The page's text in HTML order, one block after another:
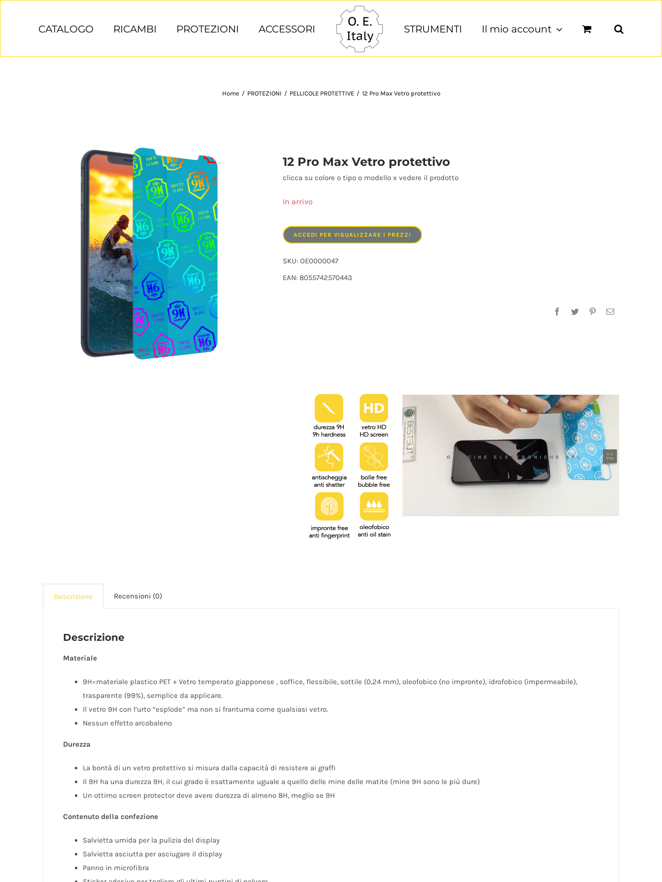
CATALOGO RICAMBI PROTEZIONI ACCESSORI STRUMENTI Il mio account
Home / PROTEZIONI / PELLICOLE PROTETTIVE / 12 Pro Max Vetro protettivo
12 Pro Max Vetro protettivo
clicca su colore o tipo o modello x vedere il prodotto
In arrivo
ACCEDI PER VISUALIZZARE I PREZZI
SKU: OE0000047
EAN: 8055742570443
Descrizione Recensioni (0)
Descrizione
Materiale
9H=materiale plastico PET + Vetro temperato giapponese , soffice, flessibile, sottile (0,24 mm), oleofobico (no impronte), idrofobico (impermeabile),
trasparente (99%), semplice da applicare.
Il vetro 9H con l’urto “esplode” ma non si frantuma come qualsiasi vetro.
Nessun effetto arcobaleno
Durezza
La bontà di un vetro protettivo si misura dalla capacità di resistere ai graffi
Il 9H ha una durezza 9H, il cui grado è esattamente uguale a quello delle mine delle matite (mine 9H sono le più dure)
Un ottimo screen protector deve avere durezza di almeno 8H, meglio se 9H
Contenuto della confezione
Salvietta umida per la pulizia del display
Salvietta asciutta per asciugare il display
Panno in microfibra